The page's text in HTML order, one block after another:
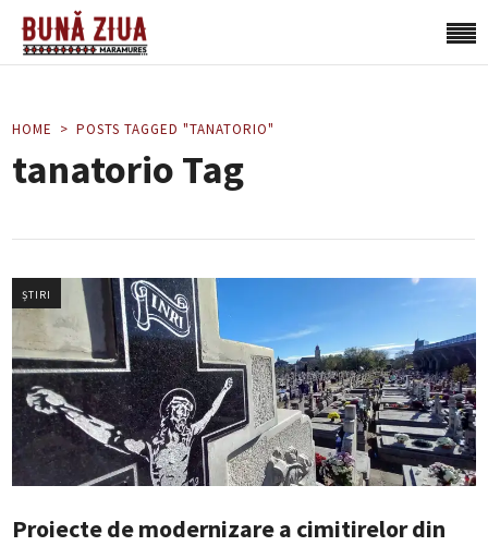
HOME POSTS TAGGED "TANATORIO"
tanatorio Tag
ȘTIRI
Proiecte de modernizare a cimitirelor din